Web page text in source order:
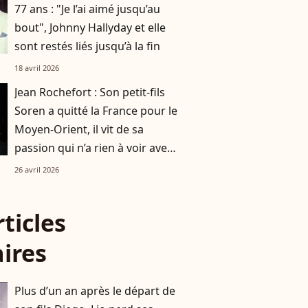
77 ans : "Je l’ai aimé jusqu’au
bout", Johnny Hallyday et elle
sont restés liés jusqu’à la fin
18 avril 2026
Jean Rochefort : Son petit-fils
Soren a quitté la France pour le
Moyen-Orient, il vit de sa
passion qui n’a rien à voir avec
le cinéma
26 avril 2026
Plus d’un an après le départ de